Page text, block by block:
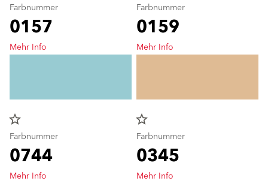
Farbnummer
0157
Mehr Info
star_border
Farbnummer
0744
Mehr Info
Farbnummer
0159
Mehr Info
star_border
Farbnummer
0345
Mehr Info